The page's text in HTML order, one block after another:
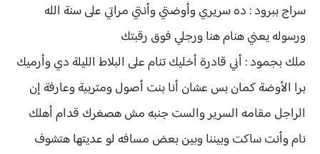
سراج ببرود : ده سريري وأوضتي وأنتي مراتي على سنة الله
ورسوله يعني هنام هنا ورجلي فوق رقبتك
ملك بجمود : أني قادرة أخليك تنام على البلاط الليلة دي وأرميك
برا الأوضة كمان بس عشان أنا بنت أصول ومتربية وعارفة إن
الراجل مقامه السرير والست جنبه مش هصغرك قدام أهلك
نام وأنت ساكت وبيننا وبين بعض مسافه لو عديتها هتشوف